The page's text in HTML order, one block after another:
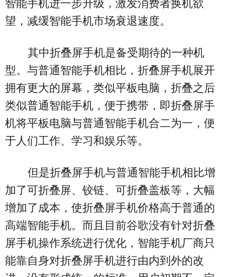
智能手机进一步升级，激发消费者换机欲
望，减缓智能手机市场衰退速度。
其中折叠屏手机是备受期待的一种机
型。与普通智能手机相比，折叠屏手机展开
拥有更大的屏幕，类似平板电脑，折叠之后
类似普通智能手机，便于携带，即折叠屏手
机将平板电脑与普通智能手机合二为一，便
于人们工作、学习和娱乐等。
但是折叠屏手机与普通智能手机相比增
加了可折叠屏、铰链、可折叠盖板等，大幅
增加了成本，使折叠屏手机价格高于普通的
高端智能手机。而且目前谷歌没有针对折叠
屏手机操作系统进行优化，智能手机厂商只
能靠自身对折叠屏手机进行由内到外的改